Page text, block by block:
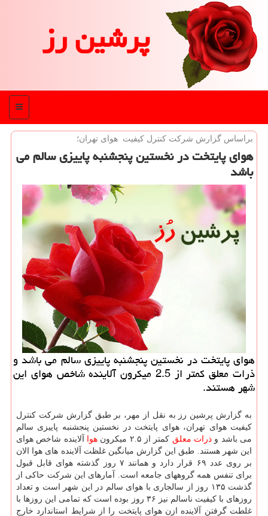
پرشین رز
منو
براساس گزارش شركت كنترل كیفیت هوای تهران؛
هوای پایتخت در نخستین پنجشنبه پاییزی سالم می
باشد
هوای پایتخت در نخستین پنجشنبه پاییزی سالم می باشد و
ذرات معلق كمتر از 2.5 میكرون آلاینده شاخص هوای این
شهر هستند.
به گزارش پرشین رز به نقل از مهر، بر طبق گزارش شرکت کنترل
کیفیت هوای تهران، هوای پایتخت در نخستین پنجشنبه پاییزی سالم
می باشد و ذرات معلق کمتر از ۲.۵ میکرون هوا آلاینده شاخص هوای
این شهر هستند. طبق این گزارش میانگین غلظت آلاینده های هوا الان
بر روی عدد ۶۹ قرار دارد و همانند ۷ روز گذشته هوای قابل قبول
برای تنفس همه گروههای جامعه است. آمارهای این شرکت حاکی از
گذشت ۱۳۵ روز از سالجاری با هوای سالم در این شهر است و تعداد
روزهای با کیفیت ناسالم نیز ۳۶ روز بوده است که تمامی این روزها با
غلطت گرفتن آلاینده ازن هوای پایتخت را از شرایط استاندارد خارج